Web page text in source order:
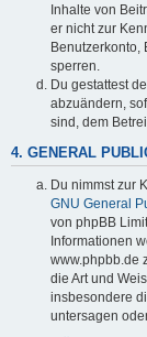
Inhalte von
er nicht zur
Benutzerkonto,
sperren.
Du gestattest
abzuändern,
sind, dem
4. GENERAL
Du nimmst zur
GNU General
von phpBB
Informationen
www.phpbb.de
die Art und
insbesondere
untersagen